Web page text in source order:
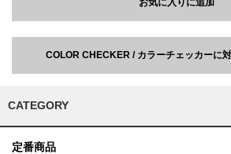
お気に入りに追加
COLOR CHECKER / カラーチェッカーに
CATEGORY
定番商品